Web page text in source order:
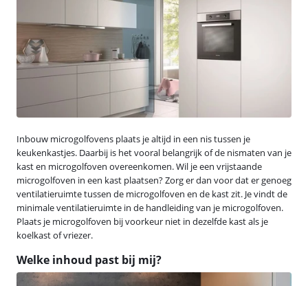
Inbouw microgolfovens plaats je altijd in een nis tussen je
keukenkastjes. Daarbij is het vooral belangrijk of de nismaten van je
kast en microgolfoven overeenkomen. Wil je een vrijstaande
microgolfoven in een kast plaatsen? Zorg er dan voor dat er genoeg
ventilatieruimte tussen de microgolfoven en de kast zit. Je vindt de
minimale ventilatieruimte in de handleiding van je microgolfoven.
Plaats je microgolfoven bij voorkeur niet in dezelfde kast als je
koelkast of vriezer.
Welke inhoud past bij mij?